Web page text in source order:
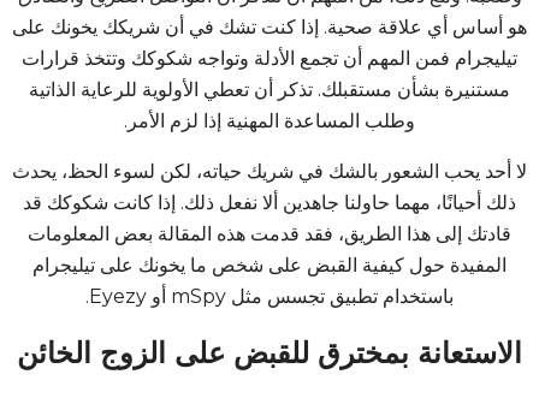
هو أساس أي علاقة صحية. إذا كنت تشك في أن شريكك يخونك على
تيليجرام فمن المهم أن تجمع الأدلة وتواجه شكوكك وتتخذ قرارات
مستنيرة بشأن مستقبلك. تذكر أن تعطي الأولوية للرعاية الذاتية
وطلب المساعدة المهنية إذا لزم الأمر.
لا أحد يحب الشعور بالشك في شريك حياته، لكن لسوء الحظ، يحدث
ذلك أحيانًا، مهما حاولنا جاهدين ألا نفعل ذلك. إذا كانت شكوكك قد
قادتك إلى هذا الطريق، فقد قدمت هذه المقالة بعض المعلومات
المفيدة حول كيفية القبض على شخص ما يخونك على تيليجرام
باستخدام تطبيق تجسس مثل mSpy أو Eyezy.
الاستعانة بمخترق للقبض على الزوج الخائن